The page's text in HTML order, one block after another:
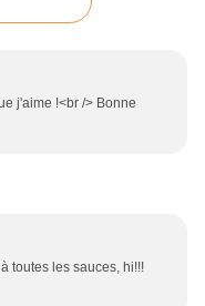
j'aime !<br /> Bonne
toutes les sauces, hi!!!